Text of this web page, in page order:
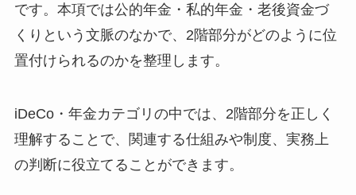
です。本項では公的年金・私的年金・老後資金づ
くりという文脈のなかで、2階部分がどのように位
置付けられるのかを整理します。
iDeCo・年金カテゴリの中では、2階部分を正しく
理解することで、関連する仕組みや制度、実務上
の判断に役立てることができます。